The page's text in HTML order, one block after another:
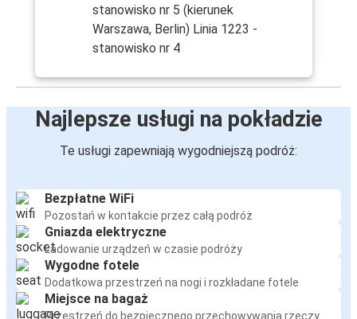
stanowisko nr 5 (kierunek
Warszawa, Berlin) Linia 1223 -
stanowisko nr 4
Najlepsze usługi na pokładzie
Te usługi zapewniają wygodniejszą podróż:
Bezpłatne WiFi
Pozostań w kontakcie przez całą podróż
Gniazda elektryczne
Ładowanie urządzeń w czasie podróży
Wygodne fotele
Dodatkowa przestrzeń na nogi i rozkładane fotele
Miejsce na bagaż
Przestrzeń do bezpiecznego przechowywania rzeczy